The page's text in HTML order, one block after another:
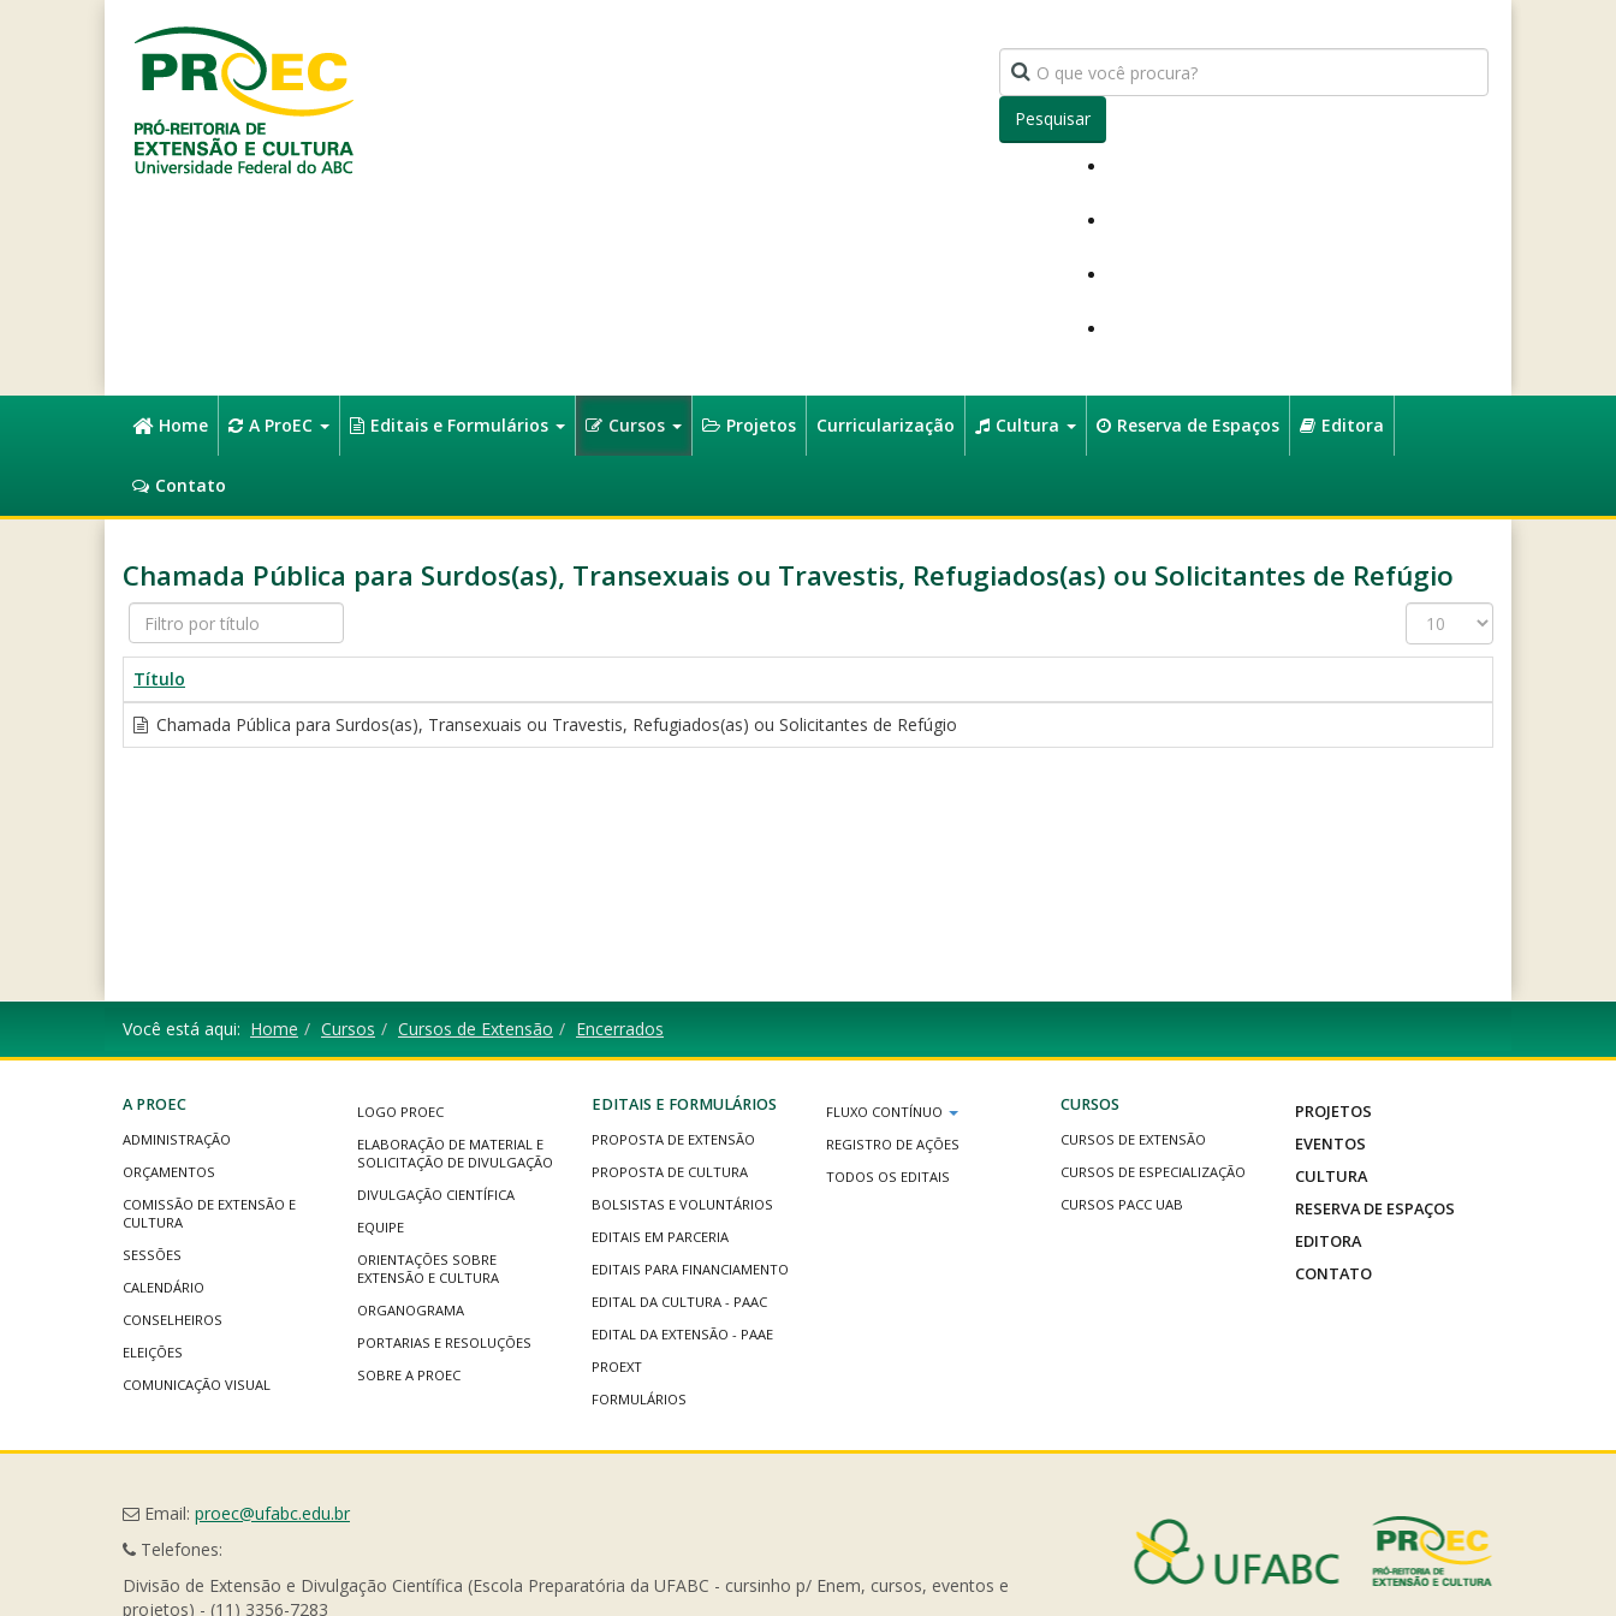
Pesquisar
Home A ProEC Editais e Formulários Cursos Projetos Curricularização Cultura Reserva de Espaços Editora
Contato
Chamada Pública para Surdos(as), Transexuais ou Travestis, Refugiados(as) ou Solicitantes de Refúgio
Filtro
por
título
Exibir
#
Título
Chamada Pública para Surdos(as), Transexuais ou Travestis, Refugiados(as) ou Solicitantes de Refúgio
Você está aqui: Home Cursos Cursos de Extensão Encerrados
A PROEC
ADMINISTRAÇÃO
ORÇAMENTOS
COMISSÃO DE EXTENSÃO E
CULTURA
SESSÕES
CALENDÁRIO
CONSELHEIROS
ELEIÇÕES
COMUNICAÇÃO VISUAL
LOGO PROEC
ELABORAÇÃO DE MATERIAL E
SOLICITAÇÃO DE DIVULGAÇÃO
DIVULGAÇÃO CIENTÍFICA
EQUIPE
ORIENTAÇÕES SOBRE
EXTENSÃO E CULTURA
ORGANOGRAMA
PORTARIAS E RESOLUÇÕES
SOBRE A PROEC
EDITAIS E FORMULÁRIOS
PROPOSTA DE EXTENSÃO
PROPOSTA DE CULTURA
BOLSISTAS E VOLUNTÁRIOS
EDITAIS EM PARCERIA
EDITAIS PARA FINANCIAMENTO
EDITAL DA CULTURA - PAAC
EDITAL DA EXTENSÃO - PAAE
PROEXT
FORMULÁRIOS
FLUXO CONTÍNUO
REGISTRO DE AÇÕES
TODOS OS EDITAIS
CURSOS
CURSOS DE EXTENSÃO
CURSOS DE ESPECIALIZAÇÃO
CURSOS PACC UAB
PROJETOS
EVENTOS
CULTURA
RESERVA DE ESPAÇOS
EDITORA
CONTATO
Email: proec@ufabc.edu.br
Telefones:
Divisão de Extensão e Divulgação Científica (Escola Preparatória da UFABC - cursinho p/ Enem, cursos, eventos e
projetos) - (11) 3356-7283